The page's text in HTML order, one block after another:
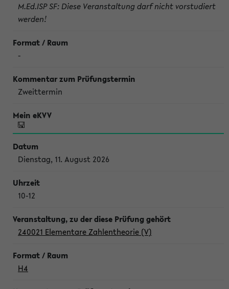
M.Ed.ISP SF: Diese Veranstaltung darf nicht vorstudiert
werden!
-
Zweittermin
Dienstag, 11. August 2026
10-12
240021 Elementare Zahlentheorie (V)
H4